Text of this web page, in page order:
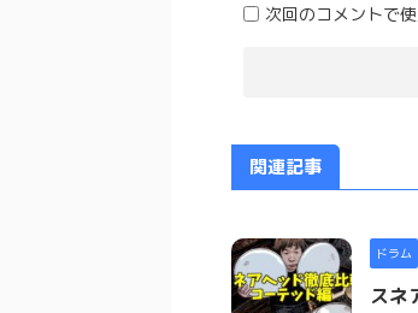
次回のコメントで
関連記事
ドラム
スネ